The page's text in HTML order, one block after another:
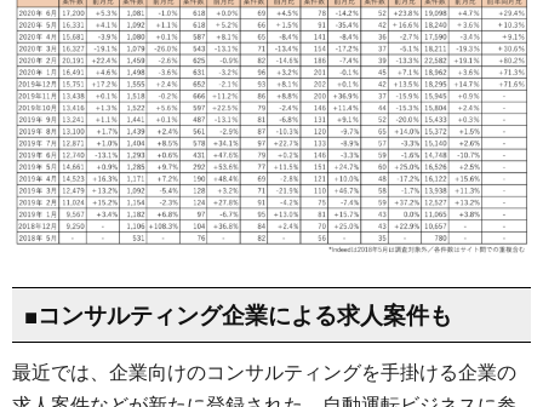
■コンサルティング企業による求人案件も
最近では、企業向けのコンサルティングを手掛ける企業の